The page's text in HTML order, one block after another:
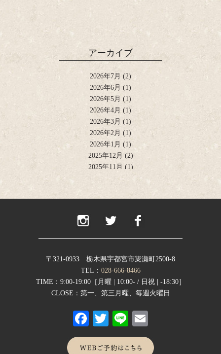
アーカイブ
2026年7月 (2)
2026年6月 (1)
2026年5月 (1)
2026年4月 (1)
2026年3月 (1)
2026年2月 (1)
2026年1月 (1)
2025年12月 (2)
2025年11月 (1)
2025年8月(2)
2025年4月
2024年11月(2)
2024年9月(1)
2024年8月(1)
2024年7月 (1)
2024年5月(1)
2024年4月(1)
2024年1月(1)
2023年12月(1)
〒321-0933 栃木県宇都宮市簗瀬町2500-8
TEL： 028-666-8466
TIME：9:00-19:00［月曜 | 10:00- / 日祝 | -18:30］
CLOSE：第一、第三月曜、毎週火曜日
Fa
ce
bo
T
wi
tte
Li
ne m
ail